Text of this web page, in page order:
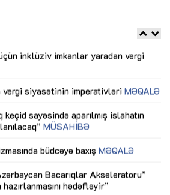
inklüziv imkanlar yaradan vergi
vergi siyasətinin imperativləri MƏQALƏ
sayəsində aparılmış islahatın
MÜSAHİBƏ
büdcəyə baxış MƏQALƏ
Bacarıqlar Akseleratoru”
hədəfləyir”